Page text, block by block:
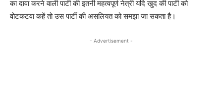
का दावा करने वाली पार्टी की इतनी महत्वपूर्ण नेत्री यदि खुद की पार्टी को
वोटकटवा कहें तो उस पार्टी की असलियत को समझा जा सकता है।
- Advertisement -